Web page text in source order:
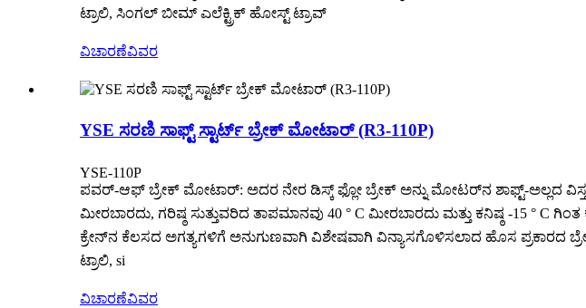
ಟ್ರಾಲಿ, ಸಿಂಗಲ್ ಬೀಮ್ ಎಲೆಕ್ಟ್ರಿಕ್ ಹೋಸ್ಟ್ ಟ್ರಾವ್
ವಿಚಾರಣೆವಿವರ
YSE ಸರಣಿ ಸಾಫ್ಟ್ ಸ್ಟಾರ್ಟ್ ಬ್ರೇಕ್ ಮೋಟಾರ್ (R3-110P)
YSE-110P
ಪವರ್-ಆಫ್ ಬ್ರೇಕ್ ಮೋಟಾರ್: ಅದರ ನೇರ ಡಿಸ್ಕ್ ಫ್ಲೋ ಬ್ರೇಕ್ ಅನ್ನು ಮೋಟರ್‌ನ ಶಾಫ್ಟ್-ಅಲ್ಲದ
ಮೀರಬಾರದು, ಗರಿಷ್ಠ ಸುತ್ತುವರಿದ ತಾಪಮಾನವು 40 ° C ಮೀರಬಾರದು ಮತ್ತು ಕನಿಷ್ಠ -15 ° C
ಕ್ರೇನ್‌ನ ಕೆಲಸದ ಅಗತ್ಯಗಳಿಗೆ ಅನುಗುಣವಾಗಿ ವಿಶೇಷವಾಗಿ ವಿನ್ಯಾಸಗೊಳಿಸಲಾದ ಹೊಸ ಪ್ರಕಾರದ
ಟ್ರಾಲಿ, si
ವಿಚಾರಣೆವಿವರ